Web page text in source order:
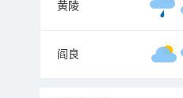
黄陵
阎良